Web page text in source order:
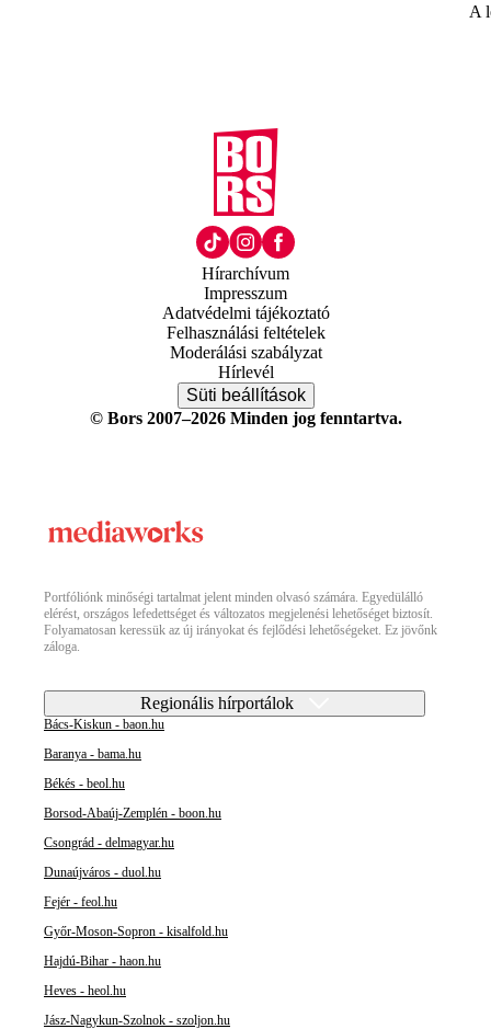
A
Hírarchívum
Impresszum
Adatvédelmi tájékoztató
Felhasználási feltételek
Moderálási szabályzat
Hírlevél
Süti beállítások
© Bors 2007–2026 Minden jog fenntartva.
Portfóliónk minőségi tartalmat jelent minden olvasó számára. Egyedülálló
elérést, országos lefedettséget és változatos megjelenési lehetőséget biztosít.
Folyamatosan keressük az új irányokat és fejlődési lehetőségeket. Ez jövőnk
záloga.
Regionális hírportálok
Bács-Kiskun - baon.hu
Baranya - bama.hu
Békés - beol.hu
Borsod-Abaúj-Zemplén - boon.hu
Csongrád - delmagyar.hu
Dunaújváros - duol.hu
Fejér - feol.hu
Győr-Moson-Sopron - kisalfold.hu
Hajdú-Bihar - haon.hu
Heves - heol.hu
Jász-Nagykun-Szolnok - szoljon.hu